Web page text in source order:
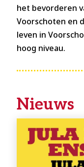
het bevorderen
Voorschoten en
leven in
hoog niveau.
Nieuws